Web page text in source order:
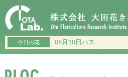
今日の花 08月10日ハス